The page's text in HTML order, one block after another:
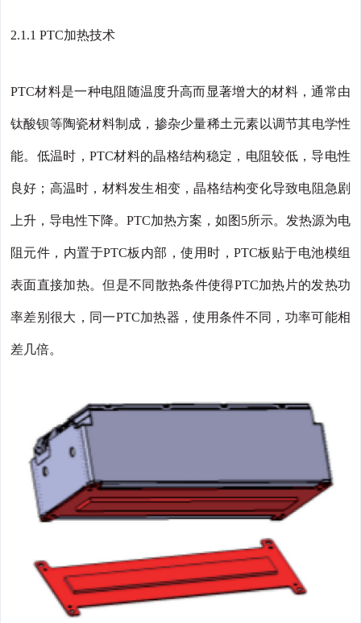
2.1.1 PTC加热技术
PTC材料是一种电阻随温度升高而显著增大的材料，通常由
钛酸钡等陶瓷材料制成，掺杂少量稀土元素以调节其电学性
能。低温时，PTC材料的晶格结构稳定，电阻较低，导电性
良好；高温时，材料发生相变，晶格结构变化导致电阻急剧
上升，导电性下降。PTC加热方案，如图5所示。发热源为电
阻元件，内置于PTC板内部，使用时，PTC板贴于电池模组
表面直接加热。但是不同散热条件使得PTC加热片的发热功
率差别很大，同一PTC加热器，使用条件不同，功率可能相
差几倍。